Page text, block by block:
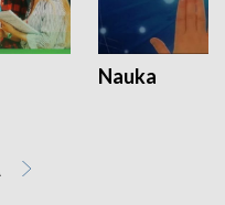
Nauka